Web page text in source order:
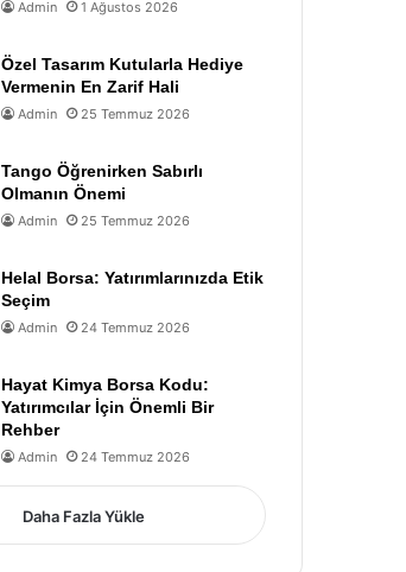
Admin 1 Ağustos 2026
Özel Tasarım Kutularla Hediye
Vermenin En Zarif Hali
Admin 25 Temmuz 2026
Tango Öğrenirken Sabırlı
Olmanın Önemi
Admin 25 Temmuz 2026
Helal Borsa: Yatırımlarınızda Etik
Seçim
Admin 24 Temmuz 2026
Hayat Kimya Borsa Kodu:
Yatırımcılar İçin Önemli Bir
Rehber
Admin 24 Temmuz 2026
Daha Fazla Yükle